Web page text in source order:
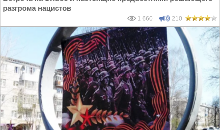
разгрома нацистов
1 660 210